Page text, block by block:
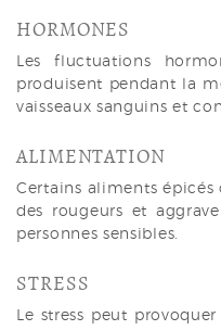
HORMONES
Les fluctuations
produisent pendant la
vaisseaux sanguins et
ALIMENTATION
Certains aliments
des rougeurs et
personnes sensibles.
STRESS
Le stress peut